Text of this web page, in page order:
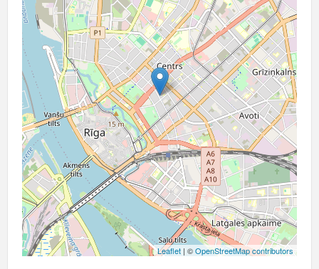
Leaflet | ©OpenStreetMap contributors